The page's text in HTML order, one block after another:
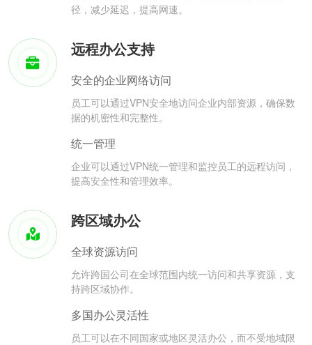
径，减少延迟，提高网速。
远程办公支持
安全的企业网络访问
员工可以通过VPN安全地访问企业内部资源，确保数
据的机密性和完整性。
统一管理
企业可以通过VPN统一管理和监控员工的远程访问，
提高安全性和管理效率。
跨区域办公
全球资源访问
允许跨国公司在全球范围内统一访问和共享资源，支
持跨区域协作。
多国办公灵活性
员工可以在不同国家或地区灵活办公，而不受地域限